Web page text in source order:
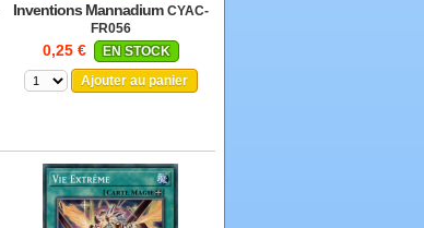
Inventions Mannadium CYAC-
FR056
0,25 €
EN STOCK
Ajouter au panier